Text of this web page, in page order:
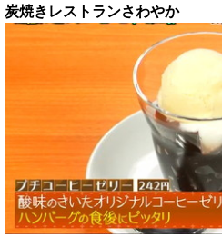
炭焼きレストランさわやか